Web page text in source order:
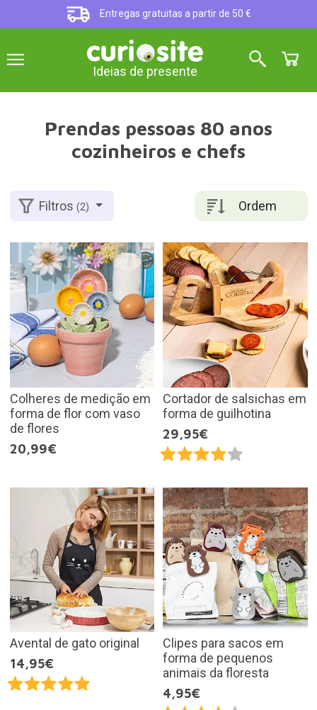
Entregas gratuitas a partir de 50 €
Ideias de presente
Prendas pessoas 80 anos
cozinheiros e chefs
Ordem
Filtros(2)
Colheres de medição em
forma de flor com vaso
de flores
20,99€
Cortador de salsichas em
forma de guilhotina
29,95€
Avental de gato original
14,95€
Clipes para sacos em
forma de pequenos
animais da floresta
4,95€